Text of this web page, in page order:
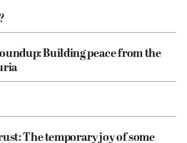
Building peace from the
The temporary joy of some